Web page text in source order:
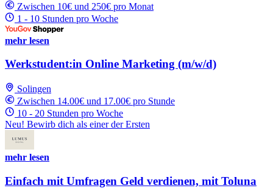
Zwischen 10€ und 250€ pro Monat
1 - 10 Stunden pro Woche
mehr lesen
Werkstudent:in Online Marketing (m/w/d)
Solingen
Zwischen 14.00€ und 17.00€ pro Stunde
10 - 20 Stunden pro Woche
Neu! Bewirb dich als einer der Ersten
mehr lesen
Einfach mit Umfragen Geld verdienen, mit Toluna